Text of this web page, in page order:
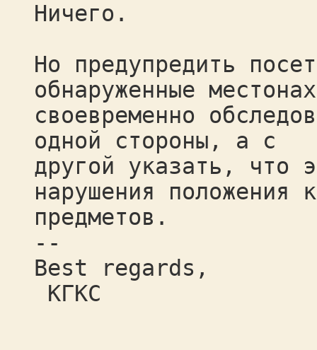
Ничего.
Но предупредить
обнаруженные
своевременно
одной стороны, а с
другой указать, что
нарушения положения
предметов.
--
Best regards,
КГКС